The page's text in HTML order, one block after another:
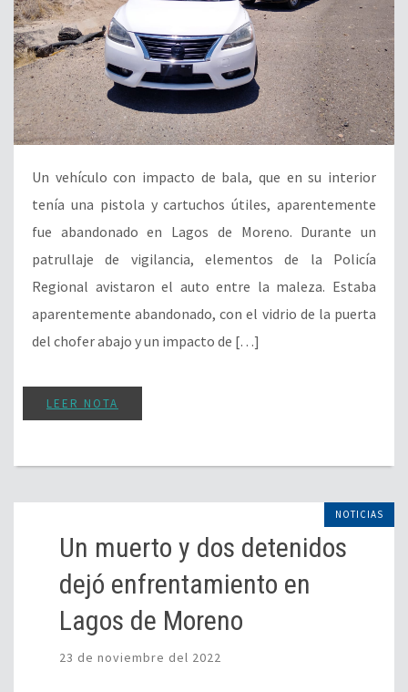
Un vehículo con impacto de bala, que en su interior
tenía una pistola y cartuchos útiles, aparentemente
fue abandonado en Lagos de Moreno. Durante un
patrullaje de vigilancia, elementos de la Policía
Regional avistaron el auto entre la maleza. Estaba
aparentemente abandonado, con el vidrio de la puerta
del chofer abajo y un impacto de […]
LEER NOTA
NOTICIAS
Un muerto y dos detenidos
dejó enfrentamiento en
Lagos de Moreno
23 de noviembre del 2022